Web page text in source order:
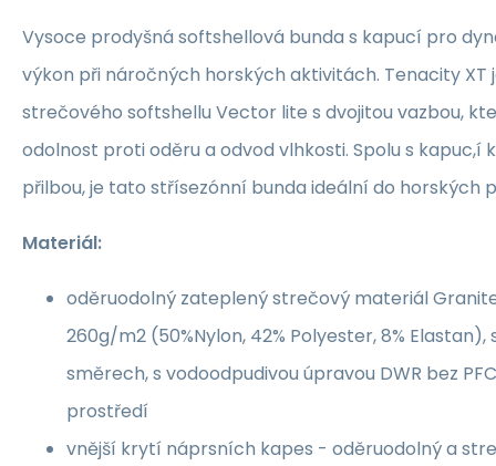
Vysoce prodyšná softshellová bunda s kapucí pro
výkon při náročných horských aktivitách. Tenacity XT
strečového softshellu Vector lite s dvojitou vazbou,
odolnost proti oděru a odvod vlhkosti. Spolu s kapuc,í
přilbou, je tato střísezónní bunda ideální do horských
Materiál:
oděruodolný zateplený strečový materiál
260g/m2 (50%Nylon, 42% Polyester, 8%
směrech, s vodoodpudivou úpravou DWR bez
prostředí
vnější krytí náprsních kapes - oděruodolný a